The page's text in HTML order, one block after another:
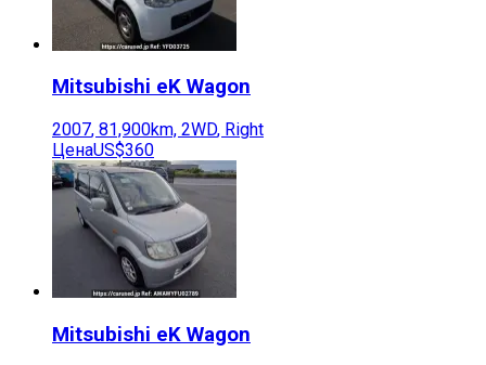
Mitsubishi eK Wagon
2007, 81,900km, 2WD, Right
ЦенаUS$360
Mitsubishi eK Wagon